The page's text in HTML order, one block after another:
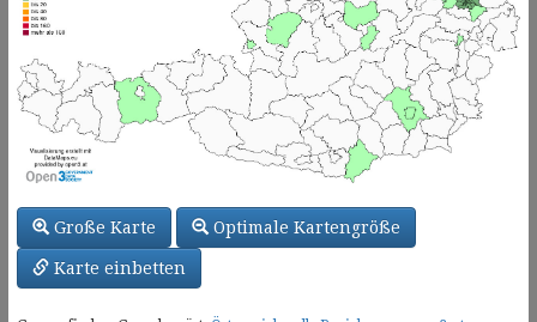
Große Karte Optimale Kartengröße
Karte einbetten